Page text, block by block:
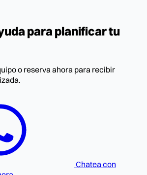
para planificar tu
o reserva ahora para recibir
Chatea con